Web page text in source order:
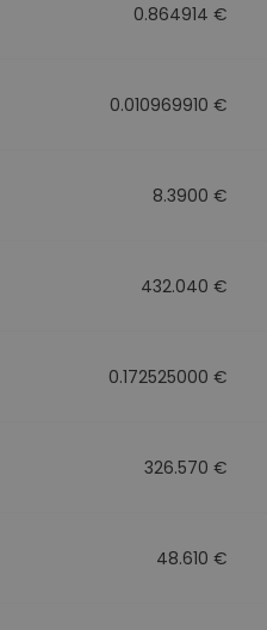
0.864914 €
0.010969910 €
8.3900 €
432.040 €
0.172525000 €
326.570 €
48.610 €